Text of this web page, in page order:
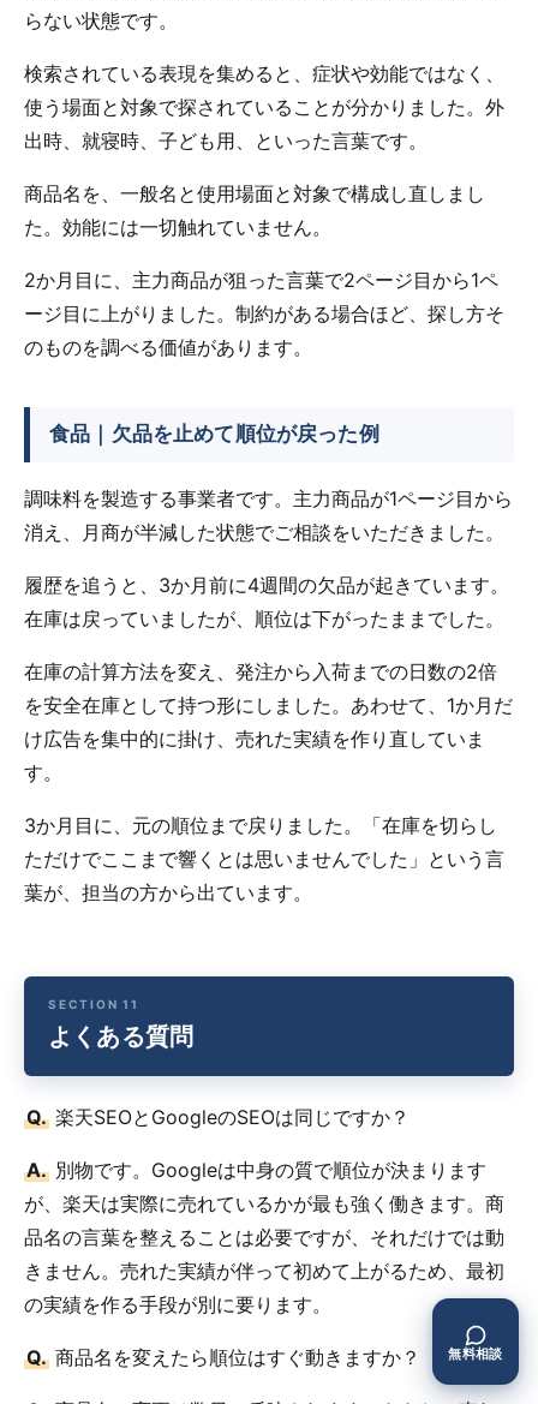
らない状態です。
検索されている表現を集めると、症状や効能ではなく、
使う場面と対象で探されていることが分かりました。外
出時、就寝時、子ども用、といった言葉です。
商品名を、一般名と使用場面と対象で構成し直しまし
た。効能には一切触れていません。
2か月目に、主力商品が狙った言葉で2ページ目から1ペ
ージ目に上がりました。制約がある場合ほど、探し方そ
のものを調べる価値があります。
食品｜欠品を止めて順位が戻った例
調味料を製造する事業者です。主力商品が1ページ目から
消え、月商が半減した状態でご相談をいただきました。
履歴を追うと、3か月前に4週間の欠品が起きています。
在庫は戻っていましたが、順位は下がったままでした。
在庫の計算方法を変え、発注から入荷までの日数の2倍
を安全在庫として持つ形にしました。あわせて、1か月だ
け広告を集中的に掛け、売れた実績を作り直していま
す。
3か月目に、元の順位まで戻りました。「在庫を切らし
ただけでここまで響くとは思いませんでした」という言
葉が、担当の方から出ています。
よくある質問
Q. 楽天SEOとGoogleのSEOは同じですか？
A. 別物です。Googleは中身の質で順位が決まります
が、楽天は実際に売れているかが最も強く働きます。商
品名の言葉を整えることは必要ですが、それだけでは動
きません。売れた実績が伴って初めて上がるため、最初
の実績を作る手段が別に要ります。
Q. 商品名を変えたら順位はすぐ動きますか？ 無料相談